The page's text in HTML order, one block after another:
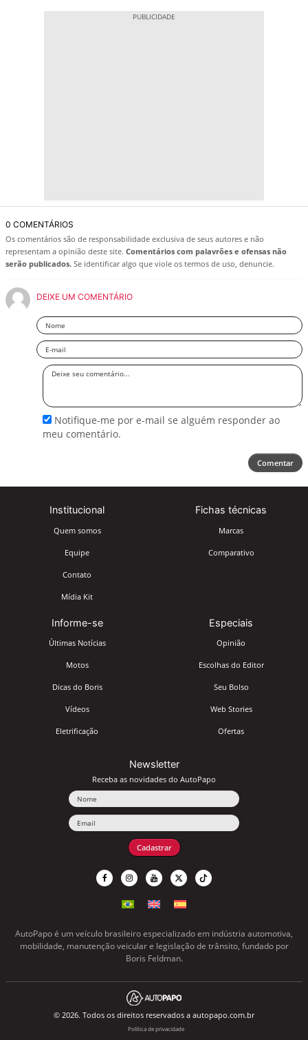
0 COMENTÁRIOS
Os comentários são de responsabilidade exclusiva de seus autores e não
representam a opinião deste site. Comentários com palavrões e ofensas não
serão publicados. Se identificar algo que viole os termos de uso, denuncie.
DEIXE UM COMENTÁRIO
Nome
Email
Deixe
Notifique-me por e-mail se alguém responder ao
meu comentário.
Comentar
Institucional
Quem somos
Equipe
Contato
Mídia Kit
Fichas técnicas
Marcas
Comparativo
Informe-se
Últimas Notícias
Motos
Dicas do Boris
Vídeos
Eletrificação
Especiais
Opinião
Escolhas do Editor
Seu Bolso
Web Stories
Ofertas
Newsletter
Receba as novidades do AutoPapo
Cadastrar
AutoPapo é um veículo brasileiro especializado em indústria automotiva,
mobilidade, manutenção veicular e legislação de trânsito, fundado por
Boris Feldman.
© 2026. Todos os direitos reservados a autopapo.com.br
Política de privacidade